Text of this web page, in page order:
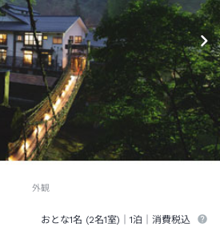
外観
おとな1名 (2名1室)｜1泊 ｜消費税込